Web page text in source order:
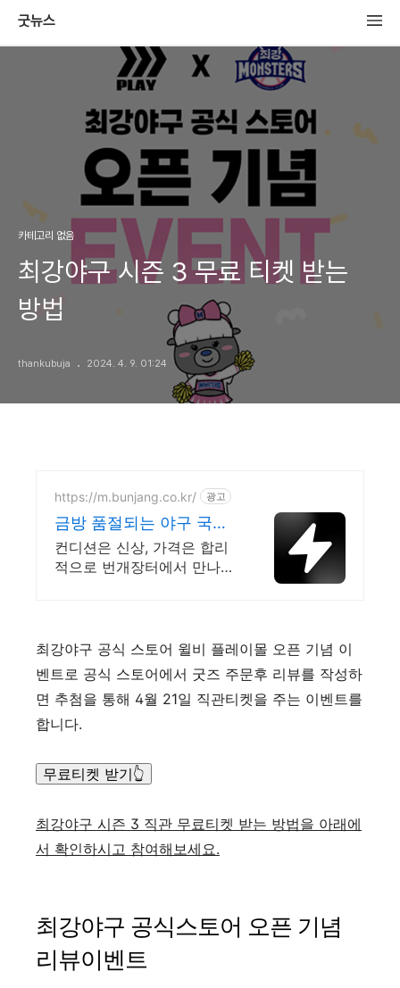
굿뉴스
카테고리 없음
최강야구 시즌 3 무료 티켓 받는
방법
thankubuja 2024. 4. 9. 01:24
https://m.bunjang.co.kr/ 광고
금방 품절되는 야구 국내
최대 브랜드 중고거래
컨디션은 신상, 가격은 합리
적으로 번개장터에서 만나보
드
최강야구 공식 스토어 윌비 플레이몰 오픈 기념 이
벤트로 공식 스토어에서 굿즈 주문후 리뷰를 작성하
면 추첨을 통해 4월 21일 직관티켓을 주는 이벤트를
합니다.
무료티켓 받기👆
최강야구 시즌 3 직관 무료티켓 받는 방법을 아래에
서 확인하시고 참여해보세요.
최강야구 공식스토어 오픈 기념
리뷰이벤트